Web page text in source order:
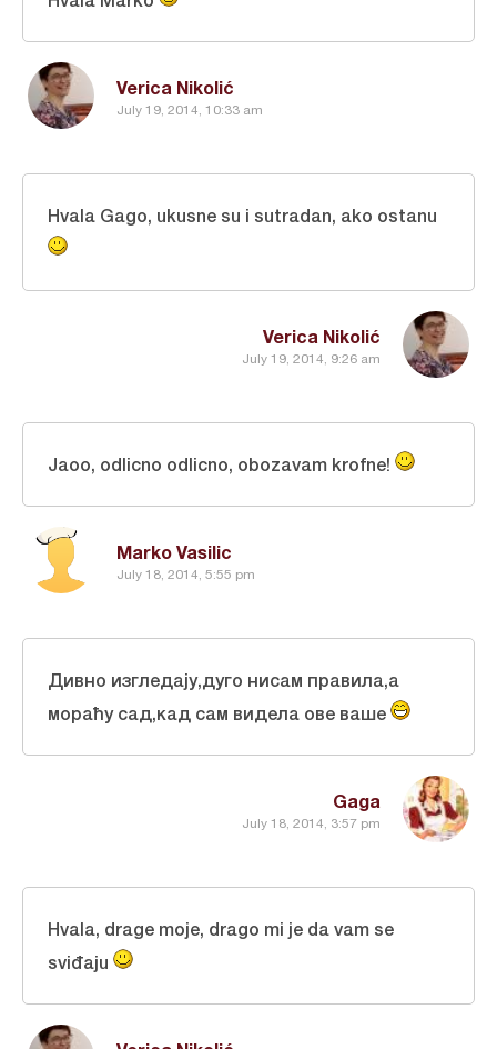
Verica Nikolić
July 19, 2014, 10:33 am
Verica Nikolić
July 19, 2014, 9:26 am
Hvala Gago, ukusne su i sutradan, ako ostanu
Marko Vasilic
July 18, 2014, 5:55 pm
Jaoo, odlicno odlicno, obozavam krofne!
Gaga
July 18, 2014, 3:57 pm
Дивно изгледају,дуго нисам правила,а
мораћу сад,кад сам видела ове ваше
Hvala, drage moje, drago mi je da vam se
sviđaju